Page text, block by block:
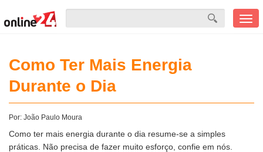
Como Ter Mais Energia
Durante o Dia
Por: João Paulo Moura
Como ter mais energia durante o dia resume-se a simples
práticas. Não precisa de fazer muito esforço, confie em nós.